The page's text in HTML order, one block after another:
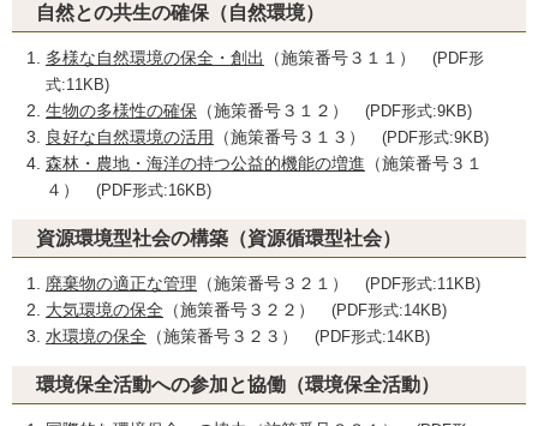
自然との共生の確保（自然環境）
多様な自然環境の保全・創出 （施策番号３１１） (PDF形
式:11KB)
生物の多様性の確保 （施策番号３１２） (PDF形式:9KB)
良好な自然環境の活用 （施策番号３１３） (PDF形式:9KB)
森林・農地・海洋の持つ公益的機能の増進 （施策番号３１
４） (PDF形式:16KB)
資源環境型社会の構築（資源循環型社会）
廃棄物の適正な管理 （施策番号３２１） (PDF形式:11KB)
大気環境の保全 （施策番号３２２） (PDF形式:14KB)
水環境の保全 （施策番号３２３） (PDF形式:14KB)
環境保全活動への参加と協働（環境保全活動）